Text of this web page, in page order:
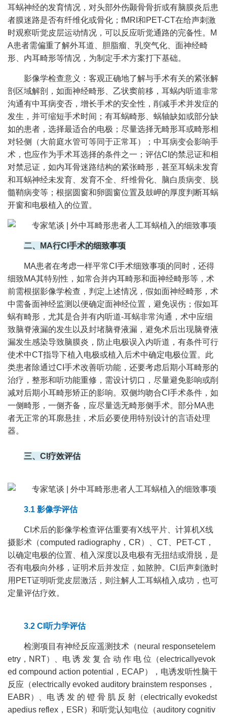
耳蜗神经的发育情况，对头部外伤颞骨骨折或有脑膜炎后患
者膜迷路是否有纤维化或骨化；fMRI和PET-CT在给声刺激
时观察听觉皮层运动情况，可以反应听觉通路的完备性。M
A患者需偏重了解外耳道、胆脂瘤、乳突气化、面神经畸
形、内耳畸形等情况，为制定手术方案打下基础。
影像学检查意义：客观正确地了解与手术有关的紧张解
剖区域解剖，如面神经畸形、乙状窦前移，耳蜗内听道非常
沟通有中耳病变否，增长手术的安全性，削减手术并发症的
发生，并可缩短手术时间；有耳蜗畸形、蜗轴缺如或部分缺
如的患者，选择最适合的电极；尽量选择无畸形耳或畸形相
对轻侧（大前庭水管可等同于正常耳）；中耳病变会影响手
术，也应作为手术耳选择的条件之一；评估CI的禁忌证和相
对禁忌证，如内耳骨迷路结构的紧张畸形，甚至耳蜗未发育
和耳蜗神经未发育、发育不全、纤维骨化、脑白质病变、脱
髓鞘病变等；根据圆窗和卵圆窗位置及鼓岬的厚度判断耳蜗
开窗和电极植入的位置。
二、MA行CI手术的细致事项
MA患者在考虑一样平常CI手术细致事项的同时，还得
细致MA其特别性，如常合并内耳畸形和面神经畸形等，术
前需根据影像学检查，判定上述情况，假如面神经畸形，术
中需备面神经监测以便确定面神经位置，避免误伤；假如耳
蜗有畸形，尤其是合并有内听道-耳蜗非常沟通，术中应细
致脑脊液漏的发生以及封堵脑脊液漏，避免术后出现脑脊液
漏发生感染导致脑膜炎，防止电极误入内听道，有条件可行
使术中CT指导下植入电极或植入后术中确定电极位置。此
类患者除通过CI手术改善听功能，还要考虑后期小耳畸形的
治疗，整形和听功能重修，需设计切口，尽量避免影响或削
减对后期小耳畸形矫正的影响。双侧均吻合CI手术条件，如
一侧畸形，一侧齐备，应尽量选无畸形侧手术。部分MA患
者无正常的耳廓悬挂，术后必要使用特别设计的言语处理
器。
三、CI疗效评估
3.1 影像学评估
CI术后的影像学检查评估重要有X线平片、计算机X线
摄影术（computed radiography，CR）、CT、PET-CT，
以确定电极的位置、植入深度以及电极有无扭结或滑脱，是
否有电极向外移，证明术后并发症，如脓肿。CI后声刺激时
用PET证明听觉皮层激活，则注解人工耳蜗植入成功，也可
定量评估疗效。
3.2 CI听力学评估
检测项目有神经反应遥测技术（neural responsetelem
etry，NRT）、电 诱 发 复 合 动 作 电 位（electricallyevok
ed compound action potential，ECAP），电诱发听性脑干
反应（electrically evoked auditory brainstem responses，
EABR）、电 诱 发 的 镫 骨 肌 反 射（electrically evokedst
apedius reflex，ESR）和听觉认知电位（auditory cognitiv